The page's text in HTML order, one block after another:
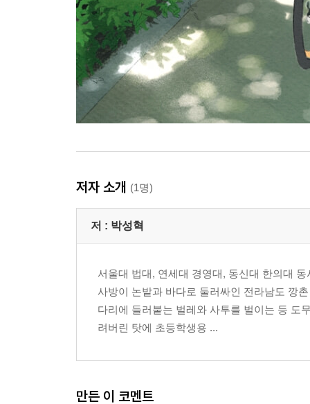
저자 소개 (1명)
저 : 박성혁
서울대 법대, 연세대 경영대, 동신대 한의대
사방이 논밭과 바다로 둘러싸인 전라남도 깡
다리에 들러붙는 벌레와 사투를 벌이는 등 도
려버린 탓에 초등학생용 ...
만든 이 코멘트